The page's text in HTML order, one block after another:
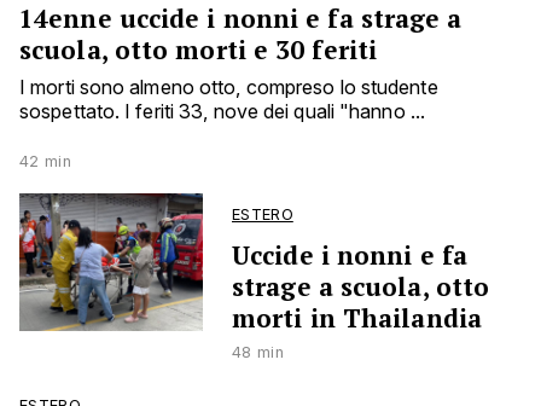
14enne uccide i nonni e fa strage a
scuola, otto morti e 30 feriti
I morti sono almeno otto, compreso lo studente
sospettato. I feriti 33, nove dei quali "hanno ...
42 min
ESTERO
Uccide i nonni e fa
strage a scuola, otto
morti in Thailandia
48 min